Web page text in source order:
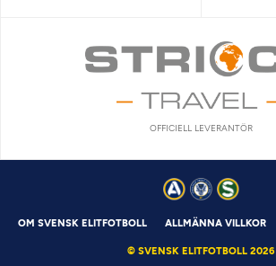
OFFICIELL LEVERANTÖR
OM SVENSK ELITFOTBOLL ALLMÄNNA VILLKOR
© SVENSK ELITFOTBOLL 2026